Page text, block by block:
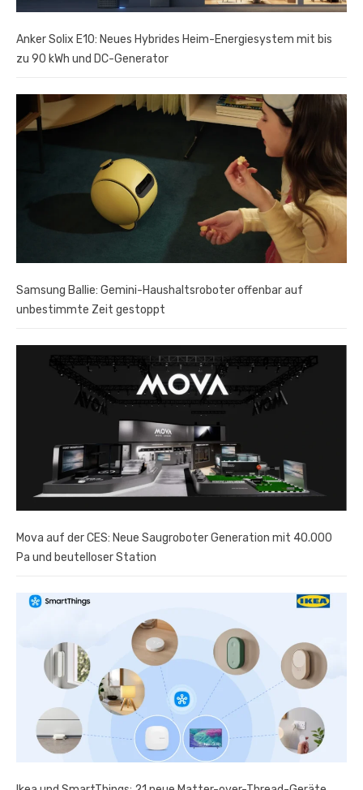
Anker Solix E10: Neues Hybrides Heim-Energiesystem mit bis
zu 90 kWh und DC-Generator
Samsung Ballie: Gemini-Haushaltsroboter offenbar auf
unbestimmte Zeit gestoppt
Mova auf der CES: Neue Saugroboter Generation mit 40.000
Pa und beutelloser Station